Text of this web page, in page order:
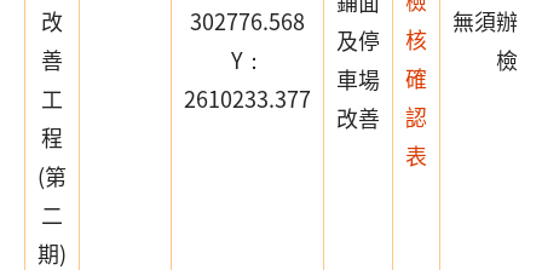
改
善
工
程
(第
二
期)
302776.568
Y：
2610233.377
及停
車場
改善
核
確
認
表
無須辦
檢核